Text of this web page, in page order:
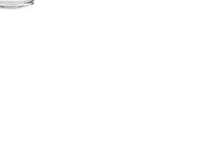
de interior